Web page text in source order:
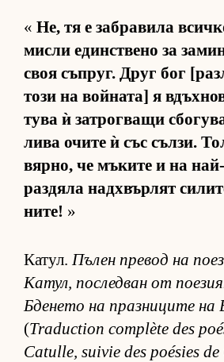
« Не, тя е заб­ра­вила
мисли един­с­т­вено за
своя съп­руг. Друг бог
този на вой­на­та] я
тува ѝ зат­рог­ващи
лива очите ѝ със съл­зи.
вяр­но, че мъ­ките и на
раз­дяла над­х­вър­лят
ни­те! »
Ка­тул. Пъ­лен пре­вод на
Ка­тул, пос­лед­ван от
Бде­нето на праз­ни­ците на
(Traduction complète des
Catulle, suivie des poésies